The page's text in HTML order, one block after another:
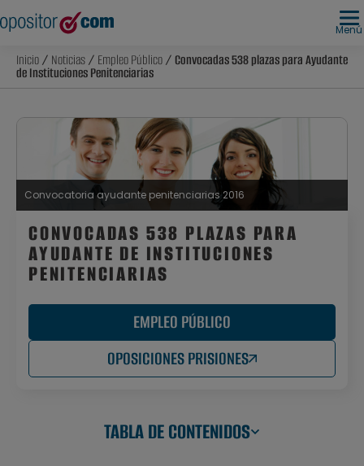
Menú
Inicio/ Noticias/ Empleo Público/ Convocadas 538 plazas para Ayudante
de Instituciones Penitenciarias
Convocatoria ayudante penitenciarias 2016
CONVOCADAS 538 PLAZAS PARA
AYUDANTE DE INSTITUCIONES
PENITENCIARIAS
EMPLEO PÚBLICO
OPOSICIONES PRISIONES
TABLA DE CONTENIDOS